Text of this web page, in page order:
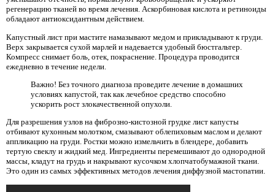
регенерацию тканей во время лечения. Аскорбиновая кислота и ретиноиды
обладают антиоксидантным действием.
Капустный лист при мастите намазывают медом и прикладывают к груди.
Верх закрывается сухой марлей и надевается удобный бюстгальтер.
Компресс снимает боль, отек, покраснение. Процедура проводится
ежедневно в течение недели.
Важно! Без точного диагноза проведите лечение в домашних
условиях капустой, так как лечебное средство способно
ускорить рост злокачественной опухоли.
Для разрешения узлов на фиброзно-кистозной грудке лист капусты
отбивают кухонным молотком, смазывают облепиховым маслом и делают
аппликацию на груди. Ростки можно измельчить в блендере, добавить
тертую свеклу и жидкий мед. Ингредиенты перемешивают до однородной
массы, кладут на грудь и накрывают кусочком хлопчатобумажной ткани.
Это один из самых эффективных методов лечения диффузной мастопатии.